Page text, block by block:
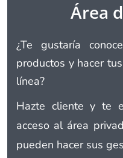
Área
¿Te gustaría
productos y hacer
línea?
Hazte cliente y te
acceso al área
pueden hacer sus